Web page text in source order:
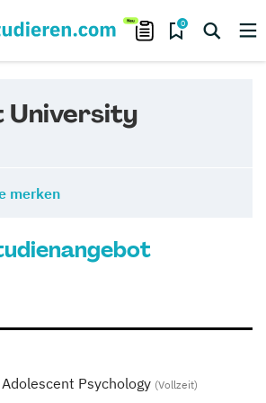
0
merken
Psychology (Vollzeit)